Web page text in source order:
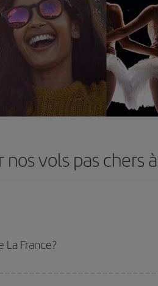
vols pas chers
France?